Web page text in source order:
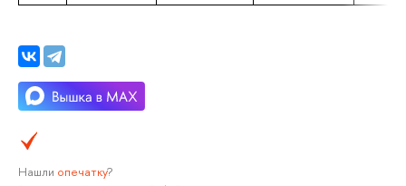
Нашли опечатку?